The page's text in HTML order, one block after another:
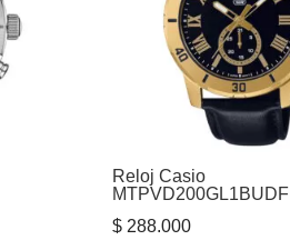
Reloj Casio
MTPVD200GL1BUDF
$ 288.000